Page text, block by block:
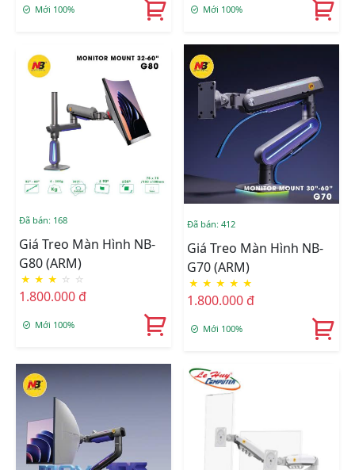
Mới 100% Mới 100%
Đã bán: 168
Giá Treo Màn Hình NB-
G80 (ARM)
★ ★ ★ ☆ ☆
1.800.000 đ
Mới 100%
Đã bán: 412
Giá Treo Màn Hình NB-
G70 (ARM)
★ ★ ★ ★ ★
1.800.000 đ
Mới 100%